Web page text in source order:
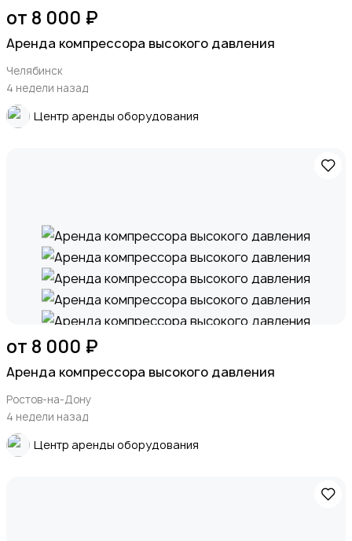
от 8 000 ₽
Аренда компрессора высокого давления
Челябинск
4 недели назад
Центр аренды оборудования
от 8 000 ₽
Аренда компрессора высокого давления
Ростов-на-Дону
4 недели назад
Центр аренды оборудования